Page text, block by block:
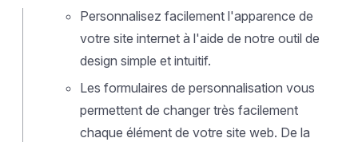
Personnalisez facilement l'apparence de
votre site internet à l'aide de notre outil de
design simple et intuitif.
Les formulaires de personnalisation vous
permettent de changer très facilement
chaque élément de votre site web. De la